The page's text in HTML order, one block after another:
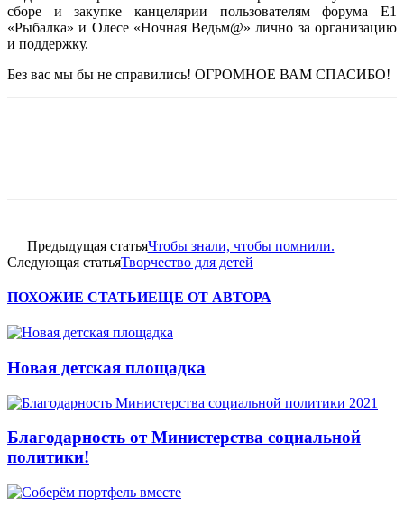
сборе и закупке канцелярии пользователям форума Е1
«Рыбалка» и Олесе «Ночная Ведьм@» лично за организацию
и поддержку.
Без вас мы бы не справились! ОГРОМНОЕ ВАМ СПАСИБО!
Предыдущая статьяЧтобы знали, чтобы помнили.
Следующая статьяТворчество для детей
ПОХОЖИЕ СТАТЬИЕЩЕ ОТ АВТОРА
Новая детская площадка
Благодарность от Министерства социальной
политики!